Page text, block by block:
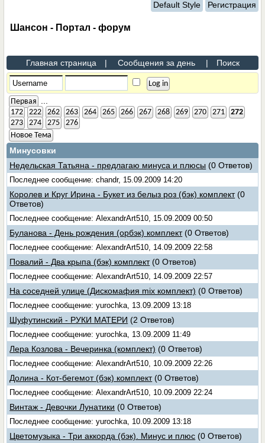
Default Style Регистрация
Шансон - Портал - форум
Главная страница | Сообщения за день | Поиск
Первая
172 222 262 263 264 265 266 267 268 269 270 271
272
273
274 275
276
Новое Тема
Минусовки
Недельская Татьяна - предлагаю минуса и плюсы (0 Ответов)
Последнее сообщение: chandr, 15.09.2009 14:20
Королев и Круг Ирина - Букет из белыз роз (бэк) комплект (0
Ответов)
Последнее сообщение: AlexandrArt510, 15.09.2009 00:50
Буланова - День рождения (орбэк) комплект (0 Ответов)
Последнее сообщение: AlexandrArt510, 14.09.2009 22:58
Повалий - Два крыпа (бэк) комплект (0 Ответов)
Последнее сообщение: AlexandrArt510, 14.09.2009 22:57
На соседней улице (Дискомафия mix комплект) (0 Ответов)
Последнее сообщение: yurochka, 13.09.2009 13:18
Шуфутинский - РУКИ МАТЕРИ (2 Ответов)
Последнее сообщение: yurochka, 13.09.2009 11:49
Лера Козлова - Вечеринка (комплект) (0 Ответов)
Последнее сообщение: AlexandrArt510, 10.09.2009 22:26
Долина - Кот-бегемот (бэк) комплект (0 Ответов)
Последнее сообщение: AlexandrArt510, 10.09.2009 22:24
Винтаж - Девочки Лунатики (0 Ответов)
Последнее сообщение: yurochka, 10.09.2009 13:18
Цветомузыка - Три аккорда (бэк). Минус и плюс (0 Ответов)